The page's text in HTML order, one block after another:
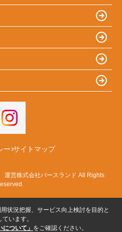
ー サイトマップ
営株式会社バースランド All Rights
状況把握、サービス向上検討を目的と
います。
について」 をご確認ください。